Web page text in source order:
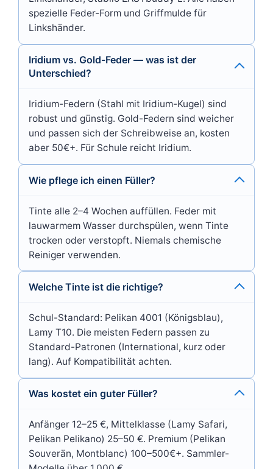
spezielle Feder-Form und Griffmulde für
Linkshänder.
Iridium vs. Gold-Feder — was ist der
Unterschied?
Iridium-Federn (Stahl mit Iridium-Kugel) sind
robust und günstig. Gold-Federn sind weicher
und passen sich der Schreibweise an, kosten
aber 50€+. Für Schule reicht Iridium.
Wie pflege ich einen Füller?
Tinte alle 2–4 Wochen auffüllen. Feder mit
lauwarmem Wasser durchspülen, wenn Tinte
trocken oder verstopft. Niemals chemische
Reiniger verwenden.
Welche Tinte ist die richtige?
Schul-Standard: Pelikan 4001 (Königsblau),
Lamy T10. Die meisten Federn passen zu
Standard-Patronen (International, kurz oder
lang). Auf Kompatibilität achten.
Was kostet ein guter Füller?
Anfänger 12–25 €, Mittelklasse (Lamy Safari,
Pelikan Pelikano) 25–50 €. Premium (Pelikan
Souverän, Montblanc) 100–500€+. Sammler-